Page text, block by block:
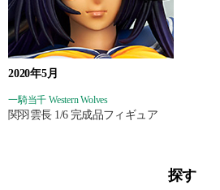
2020年5月
一騎当千 Western Wolves
関羽雲長 1/6 完成品フィギュア
探す